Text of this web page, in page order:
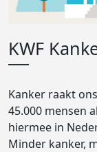
KWF
Kanker raakt
45.000 mensen
hiermee in
Minder kanker,